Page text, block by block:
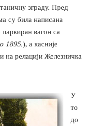
зграду. Пред
су била написана
вагон са
1895.), а касније
на релацији Железничка
У
то
до